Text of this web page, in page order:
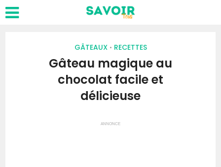
GÂTEAUX • RECETTES
Gâteau magique au
chocolat facile et
délicieuse
ANNONCE